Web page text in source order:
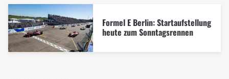
Formel E Berlin: Startaufstellung
heute zum Sonntagsrennen